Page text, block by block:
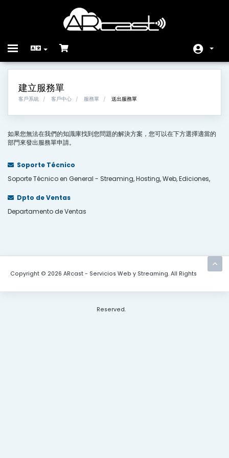
Toggle
Store
公告
知識庫
聯絡我們
建立服務單
客戶系統 客戶中心 服務單 送出服務單
如果您無法在我們的知識庫找到您問題的解決方案，您可以在下方選擇適當的
部門來發出服務單申請。
Soporte Técnico
Soporte Técnico en General - Streaming, Hosting, Web, Ediciones,
Dpto de Ventas
Departamento de Ventas
Copyright © 2026 ARcast - Servicios Web y Streaming. All Rights
Reserved.